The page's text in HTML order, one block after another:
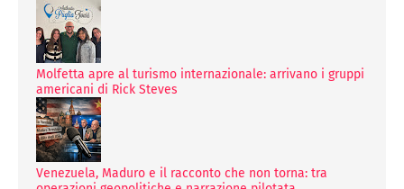
Molfetta apre al turismo internazionale: arrivano i gruppi
americani di Rick Steves
Venezuela, Maduro e il racconto che non torna: tra